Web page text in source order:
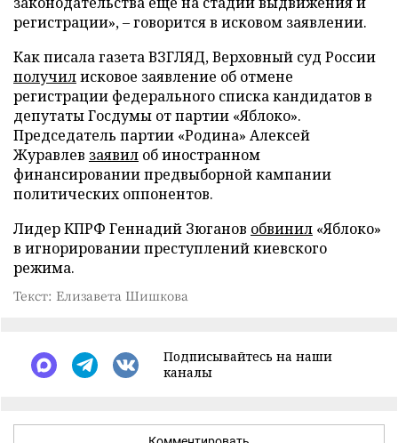
регистрации», – говорится в исковом заявлении.
Как писала газета ВЗГЛЯД, Верховный суд России
получилисковое заявление об отмене
регистрации федерального списка кандидатов в
депутаты Госдумы от партии «Яблоко».
Председатель партии «Родина» Алексей
Журавлев заявил об иностранном
финансировании предвыборной кампании
политических оппонентов.
Лидер КПРФ Геннадий Зюганов обвинил «Яблоко»
в игнорировании преступлений киевского
режима.
Текст: Елизавета Шишкова
Подписывайтесь на наши
каналы